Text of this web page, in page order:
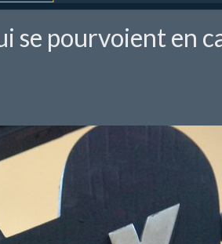
se pourvoient en